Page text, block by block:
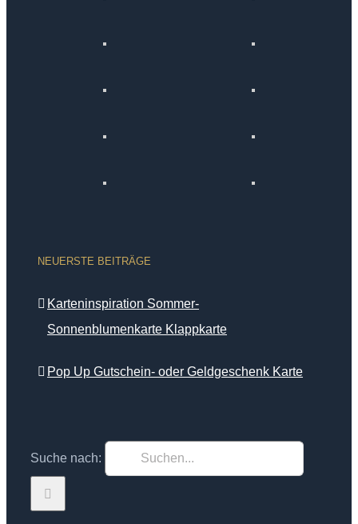
NEUERSTE BEITRÄGE
Karteninspiration Sommer-
Sonnenblumenkarte Klappkarte
Pop Up Gutschein- oder Geldgeschenk Karte
Suche nach: